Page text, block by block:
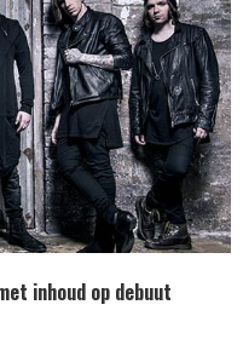
inhoud op debuut